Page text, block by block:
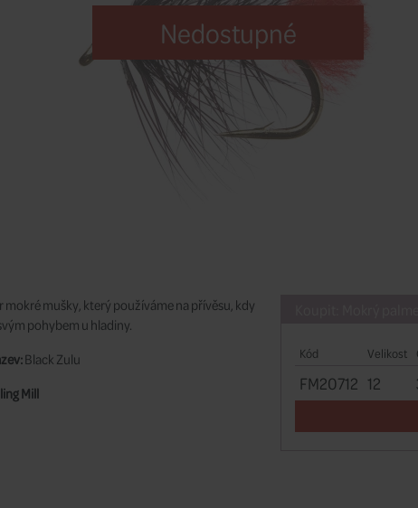
Nedostupné
Kód Velikost
FM20712 12
mokré mušky, který používáme na přívěsu, kdy
pohybem u hladiny.
Black Zulu
Mill